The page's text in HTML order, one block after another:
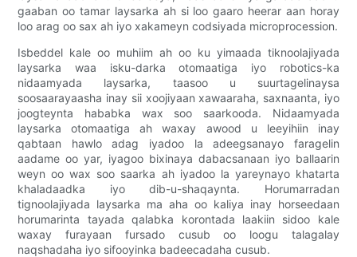
gaaban oo tamar laysarka ah si loo gaaro heerar aan horay
loo arag oo sax ah iyo xakameyn codsiyada microprocession.
Isbeddel kale oo muhiim ah oo ku yimaada tiknoolajiyada
laysarka waa isku-darka otomaatiga iyo robotics-ka
nidaamyada laysarka, taasoo u suurtagelinaysa
soosaarayaasha inay sii xoojiyaan xawaaraha, saxnaanta, iyo
joogteynta hababka wax soo saarkooda. Nidaamyada
laysarka otomaatiga ah waxay awood u leeyihiin inay
qabtaan hawlo adag iyadoo la adeegsanayo faragelin
aadame oo yar, iyagoo bixinaya dabacsanaan iyo ballaarin
weyn oo wax soo saarka ah iyadoo la yareynayo khatarta
khaladaadka iyo dib-u-shaqaynta. Horumarradan
tignoolajiyada laysarka ma aha oo kaliya inay horseedaan
horumarinta tayada qalabka korontada laakiin sidoo kale
waxay furayaan fursado cusub oo loogu talagalay
naqshadaha iyo sifooyinka badeecadaha cusub.